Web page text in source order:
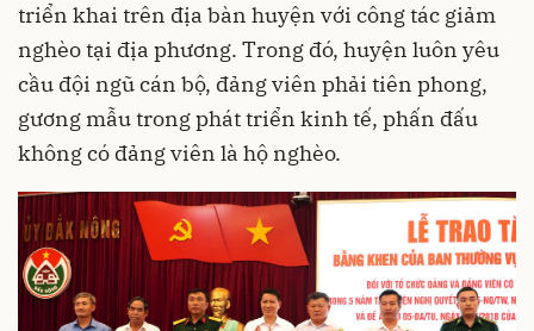
triển khai trên địa bàn huyện với công tác giảm
nghèo tại địa phương. Trong đó, huyện luôn yêu
cầu đội ngũ cán bộ, đảng viên phải tiên phong,
gương mẫu trong phát triển kinh tế, phấn đấu
không có đảng viên là hộ nghèo.